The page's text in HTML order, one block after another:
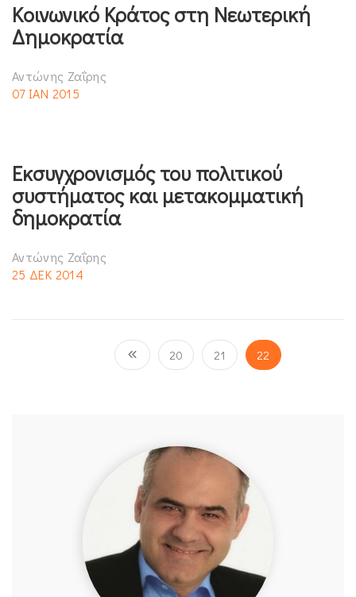
Κοινωνικό Κράτος στη Νεωτερική
Δημοκρατία
Αντώνης Ζαΐρης
07 ΙΑΝ 2015
Εκσυγχρονισμός του πολιτικού
συστήματος και μετακομματική
δημοκρατία
Αντώνης Ζαΐρης
25 ΔΕΚ 2014
20 21 22